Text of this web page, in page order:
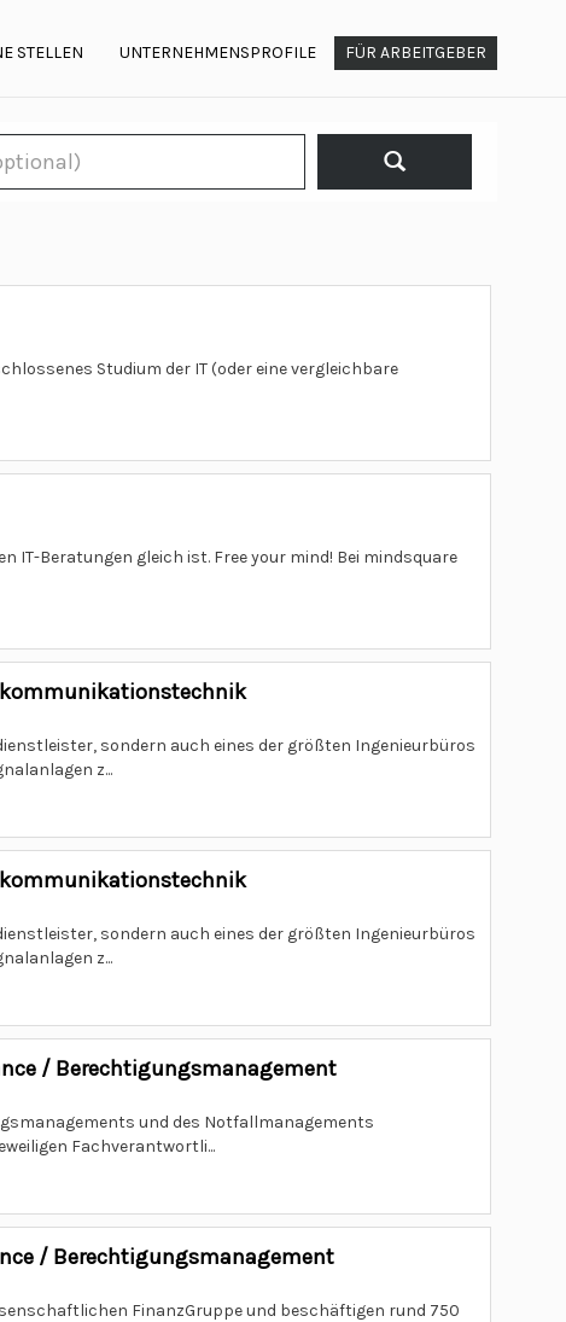
STELLEN UNTERNEHMENSPROFILE FÜR ARBEITGEBER
Studium der IT (oder eine vergleichbare
IT-Beratungen gleich ist. Free your mind! Bei mindsquare
sondern auch eines der größten Ingenieurbüros
z...
sondern auch eines der größten Ingenieurbüros
z...
/ Berechtigungsmanagement
und des Notfallmanagements
Fachverantwortli...
/ Berechtigungsmanagement
FinanzGruppe und beschäftigen rund 750